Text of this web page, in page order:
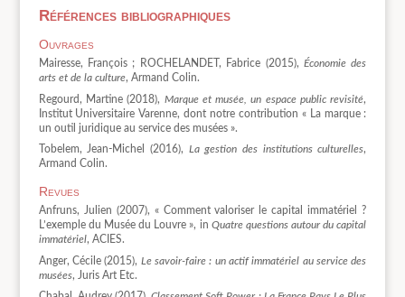
Références bibliographiques
Ouvrages
Mairesse, François ; ROCHELANDET, Fabrice (2015),Économie des
arts et de la culture, Armand Colin.
Regourd, Martine (2018), Marque et musée, un espace public revisité,
Institut Universitaire Varenne, dont notre contribution « La marque :
un outil juridique au service des musées ».
Tobelem, Jean-Michel (2016), La gestion des institutions culturelles,
Armand Colin.
Revues
Anfruns, Julien (2007), « Comment valoriser le capital immatériel ?
L’exemple du Musée du Louvre », in Quatre questions autour du capital
immatériel, ACIES.
Anger, Cécile (2015), Le savoir-faire : un actif immatériel au service des
musées, Juris Art Etc.